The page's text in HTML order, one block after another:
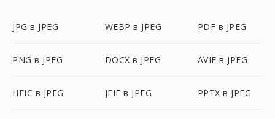
JPG в JPEG WEBP в JPEG PDF в JPEG
PNG в JPEG DOCX в JPEG AVIF в JPEG
HEIC в JPEG JFIF в JPEG PPTX в JPEG